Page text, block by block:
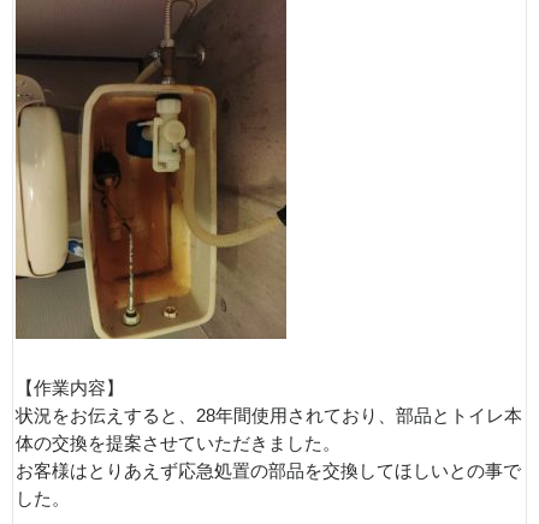
【作業内容】
状況をお伝えすると、28年間使用されており、部品とトイレ本
体の交換を提案させていただきました。
お客様はとりあえず応急処置の部品を交換してほしいとの事で
した。